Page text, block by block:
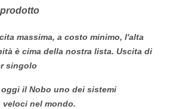
massima, a costo minimo, l'alta
è cima della nostra lista. Uscita di
singolo
il Nobo uno dei sistemi
veloci nel mondo.